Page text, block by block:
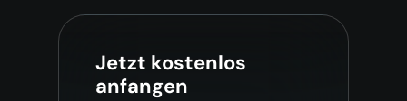
Jetzt kostenlos
anfangen